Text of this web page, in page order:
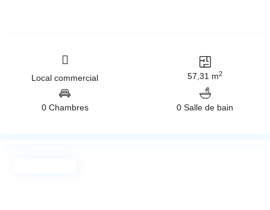
Local commercial 57,31 m2
0 Chambres 0 Salle de bain